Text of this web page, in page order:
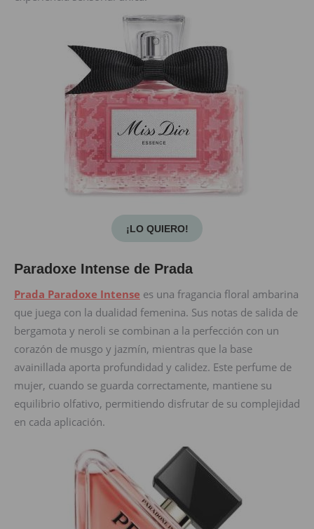
¡LO QUIERO!
Paradoxe Intense de Prada
Prada Paradoxe Intense es una fragancia floral ambarina
que juega con la dualidad femenina. Sus notas de salida de
bergamota y neroli se combinan a la perfección con un
corazón de musgo y jazmín, mientras que la base
avainillada aporta profundidad y calidez. Este perfume de
mujer, cuando se guarda correctamente, mantiene su
equilibrio olfativo, permitiendo disfrutar de su complejidad
en cada aplicación.